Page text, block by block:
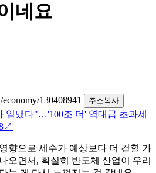
네요
130408941
주소복사
일냈다"…'100조 더' 역대급 초과세
↗
향으로 세수가 예상보다 더 걷힐 가
오면서, 확실히 반도체 산업이 우리